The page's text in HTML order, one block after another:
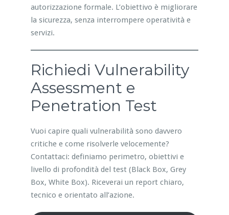
autorizzazione formale. L’obiettivo è migliorare
la sicurezza, senza interrompere operatività e
servizi.
Richiedi Vulnerability
Assessment e
Penetration Test
Vuoi capire quali vulnerabilità sono davvero
critiche e come risolverle velocemente?
Contattaci: definiamo perimetro, obiettivi e
livello di profondità del test (Black Box, Grey
Box, White Box). Riceverai un report chiaro,
tecnico e orientato all’azione.